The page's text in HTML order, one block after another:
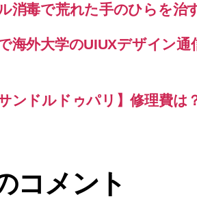
消毒で荒れた手のひらを治
海外大学のUIUXデザイン通
ンドルドゥパリ】修理費は
コメント